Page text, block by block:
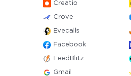
Creatio
Crove
Evecalls
Facebook
FeedBlitz
Gmail